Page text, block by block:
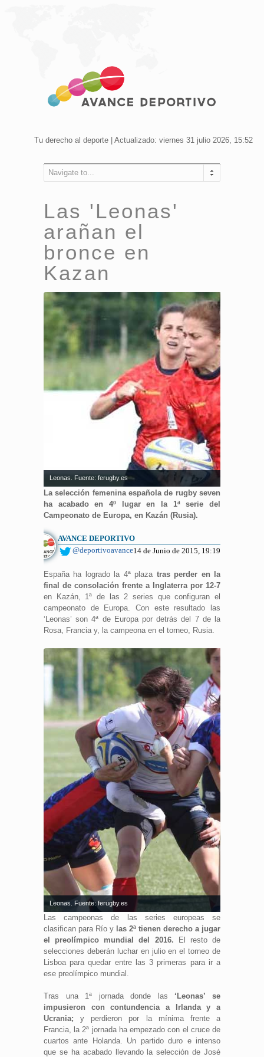
Tu derecho al deporte | Actualizado: viernes 31 julio 2026, 15:52
Navigate to...
Las 'Leonas'
arañan el
bronce en
Kazan
Leonas. Fuente: ferugby.es
La selección femenina española de rugby seven
ha acabado en 4º lugar en la 1ª serie del
Campeonato de Europa, en Kazán (Rusia).
AVANCE DEPORTIVO
@deportivoavance14 de Junio de 2015, 19:19
España ha logrado la 4ª plaza tras perder en la
final de consolación frente a Inglaterra por 12-7
en Kazán, 1ª de las 2 series que configuran el
campeonato de Europa. Con este resultado las
‘Leonas’ son 4ª de Europa por detrás del 7 de la
Rosa, Francia y, la campeona en el torneo, Rusia.
Leonas. Fuente: ferugby.es
Las campeonas de las series europeas se
clasifican para Río y las 2ª tienen derecho a jugar
el preolímpico mundial del 2016. El resto de
selecciones deberán luchar en julio en el torneo de
Lisboa para quedar entre las 3 primeras para ir a
ese preolímpico mundial.
Tras una 1ª jornada donde las ‘Leonas’ se
impusieron con contundencia a Irlanda y a
Ucrania; y perdieron por la mínima frente a
Francia, la 2ª jornada ha empezado con el cruce de
cuartos ante Holanda. Un partido duro e intenso
que se ha acabado llevando la selección de José